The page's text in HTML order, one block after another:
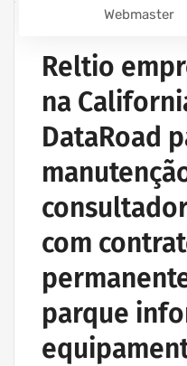
Webmaster
Reltio
na
DataRoad
com
parque